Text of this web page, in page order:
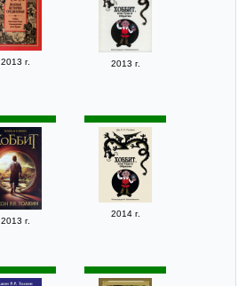
2013 г. 2013 г.
2013 г.
2014 г.